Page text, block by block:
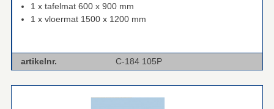
1 x tafelmat 600 x 900 mm
1 x vloermat 1500 x 1200 mm
artikelnr. C-184 105P